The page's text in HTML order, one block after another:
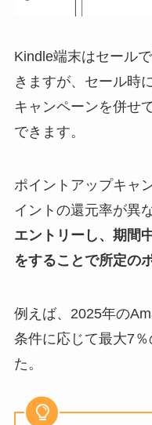
Kindle端末はセール
きますが、セール時
キャンペーンを併せ
できます。
ポイントアップキャ
イントの還元率が異
エントリーし、期間
をすることで所定の
例えば、2025年の
条件に応じて最大7
た。